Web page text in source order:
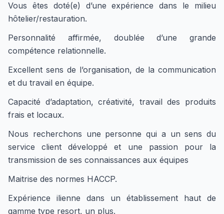
Vous êtes doté(e) d’une expérience dans le milieu
hôtelier/restauration.
Personnalité affirmée, doublée d’une grande
compétence relationnelle.
Excellent sens de l’organisation, de la communication
et du travail en équipe.
Capacité d’adaptation, créativité, travail des produits
frais et locaux.
Nous recherchons une personne qui a un sens du
service client développé et une passion pour la
transmission de ses connaissances aux équipes
Maitrise des normes HACCP.
Expérience ilienne dans un établissement haut de
gamme type resort, un plus.